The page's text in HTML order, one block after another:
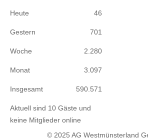
Heute 46
Gestern 701
Woche 2.280
Monat 3.097
Insgesamt 590.571
Aktuell sind 10 Gäste und
keine Mitglieder online
© 2025 AG Westmünsterland